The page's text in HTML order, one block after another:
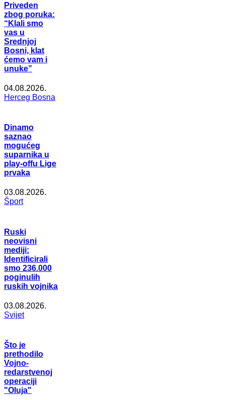
Priveden
zbog poruka:
“Klali smo
vas u
Srednjoj
Bosni, klat
ćemo vam i
unuke”
04.08.2026.
Herceg Bosna
Dinamo
saznao
mogućeg
suparnika u
play-offu Lige
prvaka
03.08.2026.
Šport
Ruski
neovisni
mediji:
Identificirali
smo 236.000
poginulih
ruskih vojnika
03.08.2026.
Svijet
Što je
prethodilo
Vojno-
redarstvenoj
operaciji
"Oluja"